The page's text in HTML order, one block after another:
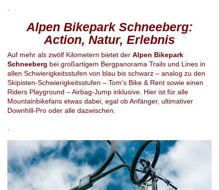
Alpen Bikepark Schneeberg:
Action, Natur, Erlebnis
Auf mehr als zwölf Kilometern bietet der Alpen Bikepark
Schneeberg bei großartigem Bergpanorama Trails und Lines in
allen Schwierigkeitsstufen von blau bis schwarz – analog zu den
Skipisten-Schwierigkeitsstufen – Tom’s Bike & Rent sowie einen
Riders Playground – Airbag-Jump inklusive. Hier ist für alle
Mountainbikefans etwas dabei, egal ob Anfänger, ultimativer
Downhill-Pro oder alle dazwischen.